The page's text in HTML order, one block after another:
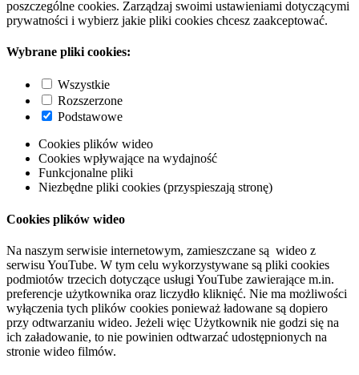
poszczególne cookies. Zarządzaj swoimi ustawieniami dotyczącymi
prywatności i wybierz jakie pliki cookies chcesz zaakceptować.
Wybrane pliki cookies:
Wszystkie
Rozszerzone
Podstawowe
Cookies plików wideo
Cookies wpływające na wydajność
Funkcjonalne pliki
Niezbędne pliki cookies (przyspieszają stronę)
Cookies plików wideo
Na naszym serwisie internetowym, zamieszczane są wideo z
serwisu YouTube. W tym celu wykorzystywane są pliki cookies
podmiotów trzecich dotyczące usługi YouTube zawierające m.in.
preferencje użytkownika oraz liczydło kliknięć. Nie ma możliwości
wyłączenia tych plików cookies ponieważ ładowane są dopiero
przy odtwarzaniu wideo. Jeżeli więc Użytkownik nie godzi się na
ich załadowanie, to nie powinien odtwarzać udostępnionych na
stronie wideo filmów.